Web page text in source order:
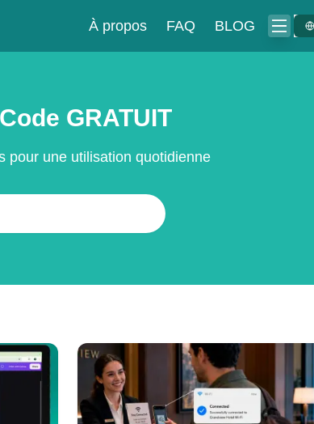
À propos FAQ BLOG
GRATUIT
pour une utilisation quotidienne